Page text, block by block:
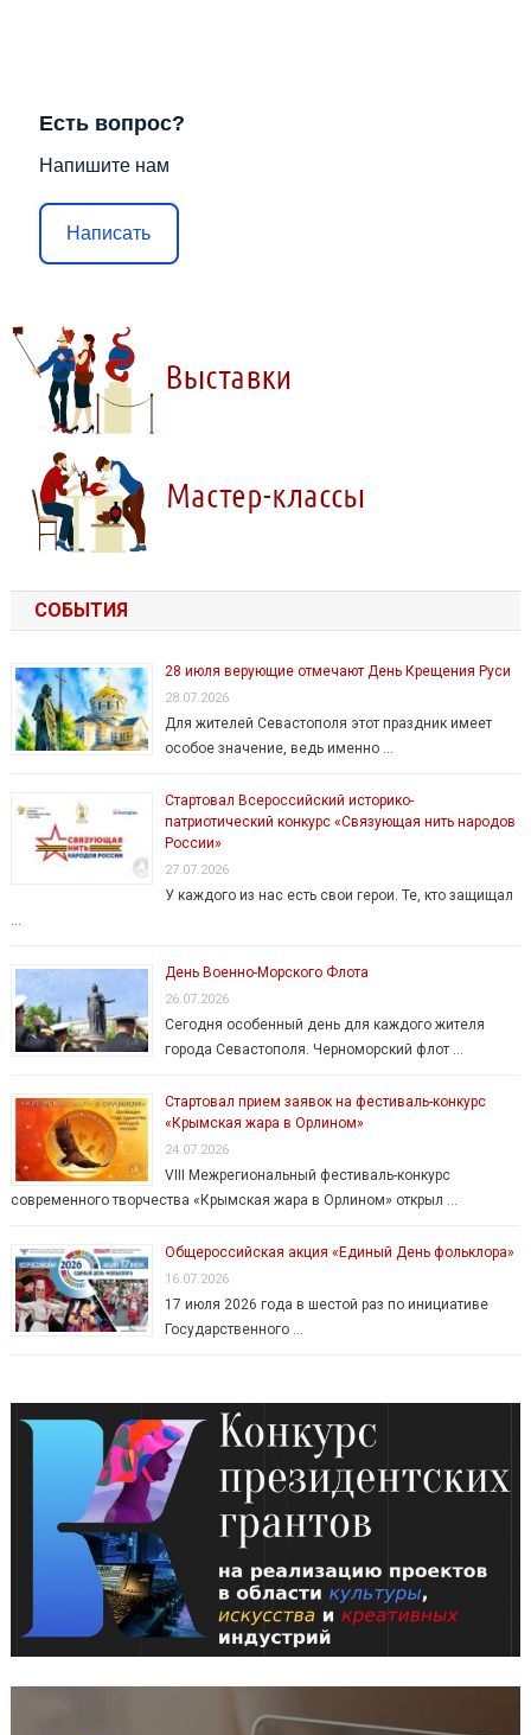
Есть вопрос?
Напишите нам
Написать
СОБЫТИЯ
28 июля верующие отмечают День Крещения Руси
28.07.2026
Для жителей Севастополя этот праздник имеет
особое значение, ведь именно …
Стартовал Всероссийский историко-
патриотический конкурс «Связующая нить народов
России»
27.07.2026
У каждого из нас есть свои герои. Те, кто защищал
День Военно-Морского Флота
26.07.2026
Сегодня особенный день для каждого жителя
города Севастополя. Черноморский флот …
Стартовал прием заявок на фестиваль-конкурс
«Крымская жара в Орлином»
24.07.2026
VIII Межрегиональный фестиваль-конкурс
современного творчества «Крымская жара в Орлином» открыл …
Общероссийская акция «Единый День фольклора»
16.07.2026
17 июля 2026 года в шестой раз по инициативе
Государственного …